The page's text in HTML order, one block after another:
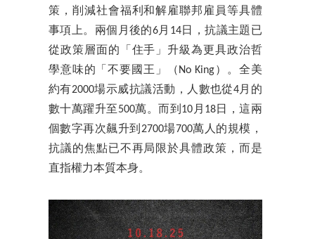
策，削減社會福利和解雇聯邦雇員等具體
事項上。兩個月後的6月14日，抗議主題已
從政策層面的「住手」升級為更具政治哲
學意味的「不要國王」（No King）。全美
約有2000場示威抗議活動，人數也從4月的
數十萬躍升至500萬。而到10月18日，這兩
個數字再次飆升到2700場700萬人的規模，
抗議的焦點已不再局限於具體政策，而是
直指權力本質本身。